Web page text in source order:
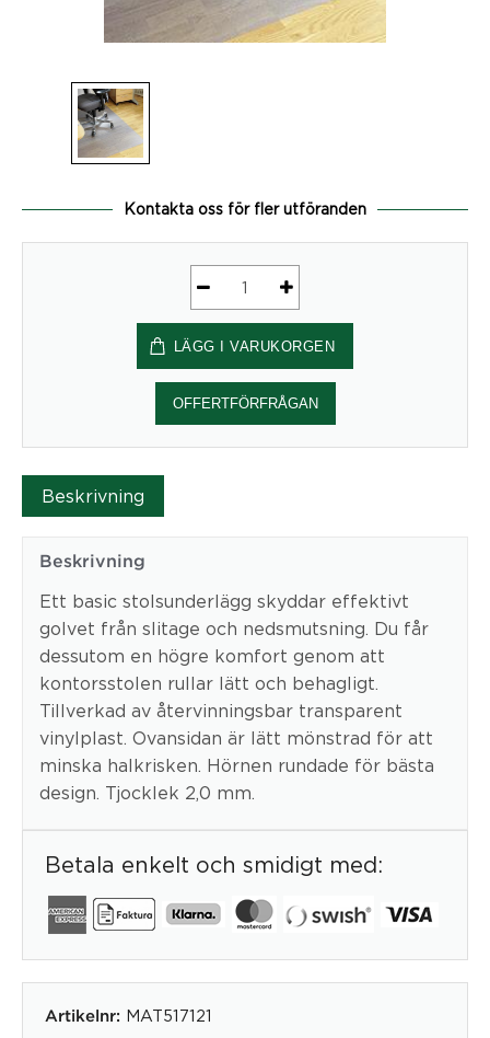
Kontakta oss för fler utföranden
Golvskydd
100X120.
2,0mm
u.p
mängd
LÄGG I VARUKORGEN
OFFERTFÖRFRÅGAN
Beskrivning
Beskrivning
Ett basic stolsunderlägg skyddar effektivt
golvet från slitage och nedsmutsning. Du får
dessutom en högre komfort genom att
kontorsstolen rullar lätt och behagligt.
Tillverkad av återvinningsbar transparent
vinylplast. Ovansidan är lätt mönstrad för att
minska halkrisken. Hörnen rundade för bästa
design. Tjocklek 2,0 mm.
Betala enkelt och smidigt med:
Artikelnr: MAT517121